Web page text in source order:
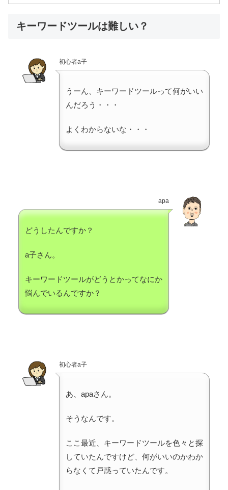
キーワードツールは難しい？
初心者a子
うーん、キーワードツールって何がいい
んだろう・・・
よくわからないな・・・
apa
どうしたんですか？
a子さん。
キーワードツールがどうとかってなにか
悩んでいるんですか？
初心者a子
あ、apaさん。
そうなんです。
ここ最近、キーワードツールを色々と探
していたんですけど、何がいいのかわか
らなくて戸惑っていたんです。